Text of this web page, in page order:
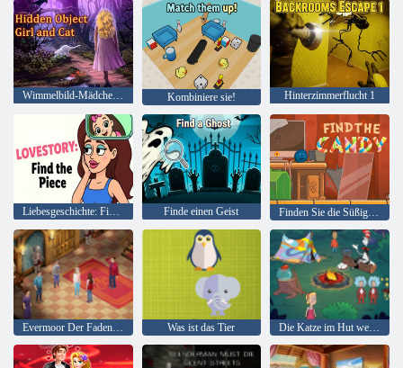
Wimmelbild-Mädchen und Katze Kombiniere sie! Hinterzimmerflucht 1
Liebesgeschichte: Finde das Stück Finde einen Geist Finden Sie die Süßigkeit
Evermoor Der Faden des Schicksals Was ist das Tier Die Katze im Hut weiß viel über das! Lagerzeit